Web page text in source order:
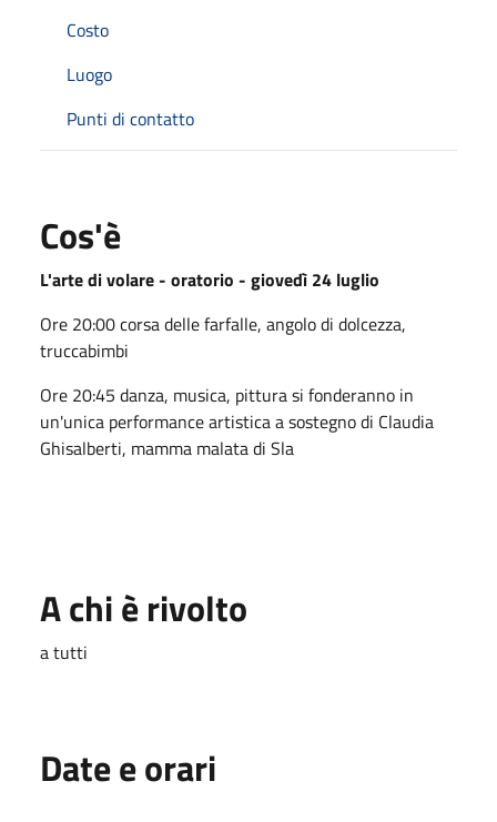
Costo
Luogo
Punti di contatto
Cos'è
L'arte di volare - oratorio - giovedì 24 luglio
Ore 20:00 corsa delle farfalle, angolo di dolcezza,
truccabimbi
Ore 20:45 danza, musica, pittura si fonderanno in
un'unica performance artistica a sostegno di Claudia
Ghisalberti, mamma malata di Sla
A chi è rivolto
a tutti
Date e orari